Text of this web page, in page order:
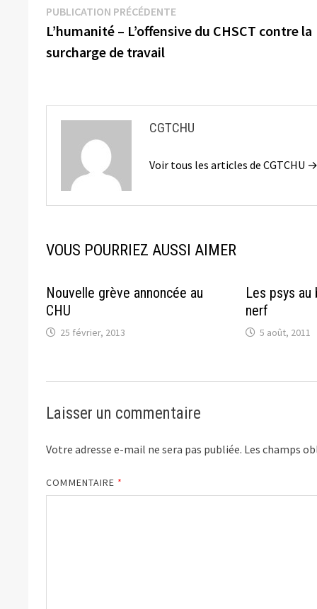
Navigation
de
l’article
PUBLICATION PRÉCÉDENTEPublication
précédente :
L’humanité – L’offensive du CHSCT contre la
surcharge de travail
CGTCHU
Voir tous les articles de CGTCHU →
VOUS POURRIEZ AUSSI AIMER
Nouvelle grève annoncée au
CHU
25 février, 2013
Les psys
nerf
5 août, 2011
Laisser un commentaire
Votre adresse e-mail ne sera pas publiée. Les champs
COMMENTAIRE *